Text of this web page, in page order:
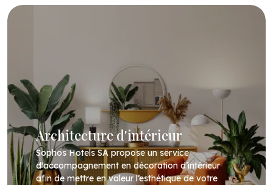
Architecture d'intérieur
Sophos Hotels SA propose un service
d'accompagnement en décoration d’intérieur
afin de mettre en valeur l’esthétique de votre